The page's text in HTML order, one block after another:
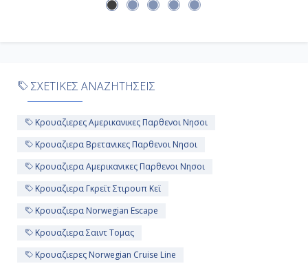
ΣΧΕΤΙΚΕΣ ΑΝΑΖΗΤΗΣΕΙΣ
Κρουαζιερες Αμερικανικες Παρθενοι Νησοι
Κρουαζιερα Βρετανικες Παρθενοι Νησοι
Κρουαζιερα Αμερικανικες Παρθενοι Νησοι
Κρουαζιερα Γκρεϊτ Στιρουπ Κεϊ
Κρουαζιερα Norwegian Escape
Κρουαζιερα Σαιντ Τομας
Κρουαζιερες Norwegian Cruise Line